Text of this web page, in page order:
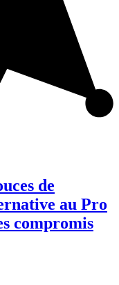
de
au Pro
compromis